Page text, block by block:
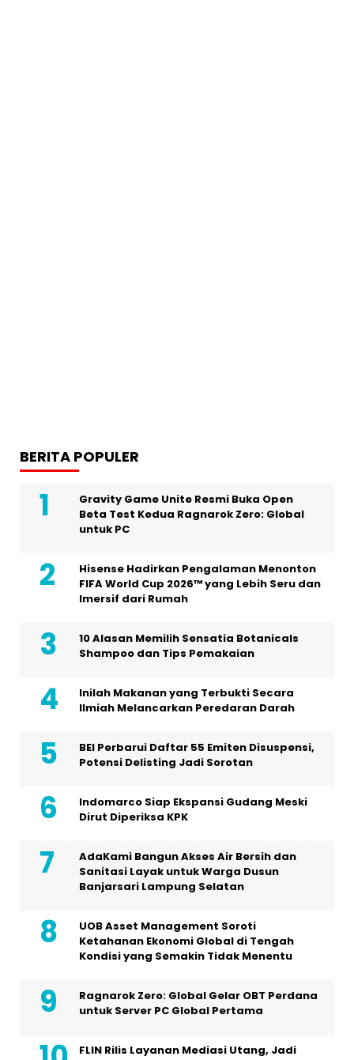
BERITA POPULER
Gravity Game Unite Resmi Buka Open
Beta Test Kedua Ragnarok Zero: Global
untuk PC
Hisense Hadirkan Pengalaman Menonton
FIFA World Cup 2026™ yang Lebih Seru dan
Imersif dari Rumah
10 Alasan Memilih Sensatia Botanicals
Shampoo dan Tips Pemakaian
Inilah Makanan yang Terbukti Secara
Ilmiah Melancarkan Peredaran Darah
BEI Perbarui Daftar 55 Emiten Disuspensi,
Potensi Delisting Jadi Sorotan
Indomarco Siap Ekspansi Gudang Meski
Dirut Diperiksa KPK
AdaKami Bangun Akses Air Bersih dan
Sanitasi Layak untuk Warga Dusun
Banjarsari Lampung Selatan
UOB Asset Management Soroti
Ketahanan Ekonomi Global di Tengah
Kondisi yang Semakin Tidak Menentu
Ragnarok Zero: Global Gelar OBT Perdana
untuk Server PC Global Pertama
FLIN Rilis Layanan Mediasi Utang, Jadi